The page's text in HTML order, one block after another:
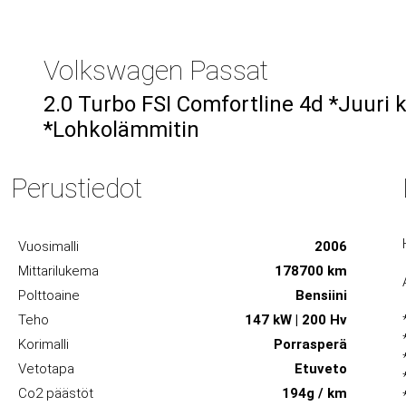
Volkswagen Passat
2.0 Turbo FSI Comfortline 4d
*Lohkolämmitin
Perustiedot
Vuosimalli
2006
Mittarilukema
178700 km
Polttoaine
Bensiini
Teho
147 kW | 200 Hv
Korimalli
Porrasperä
Vetotapa
Etuveto
Co2 päästöt
194g / km